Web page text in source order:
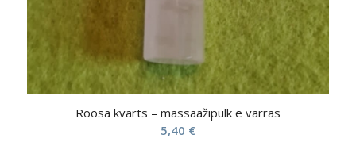
Roosa kvarts – massaažipulk e varras
5,40 €